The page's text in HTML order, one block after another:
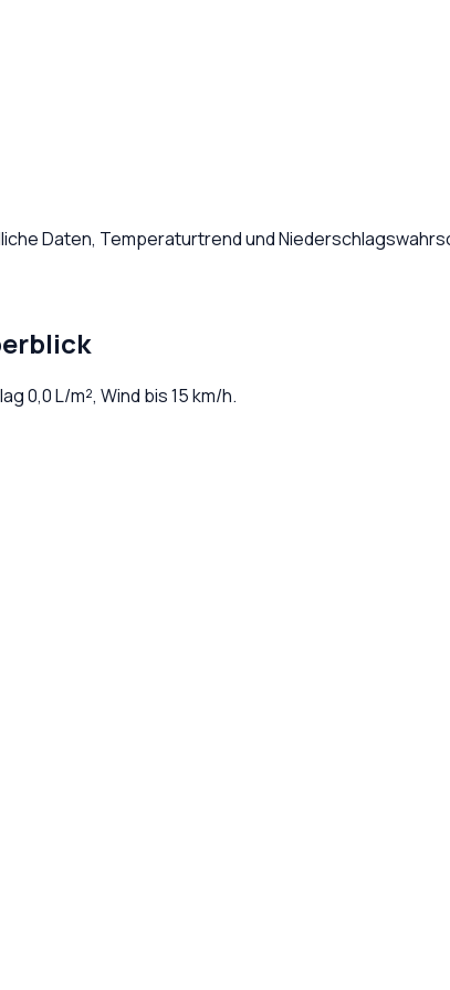
Daten, Temperaturtrend und
0,0L/m², Wind bis15km/h.